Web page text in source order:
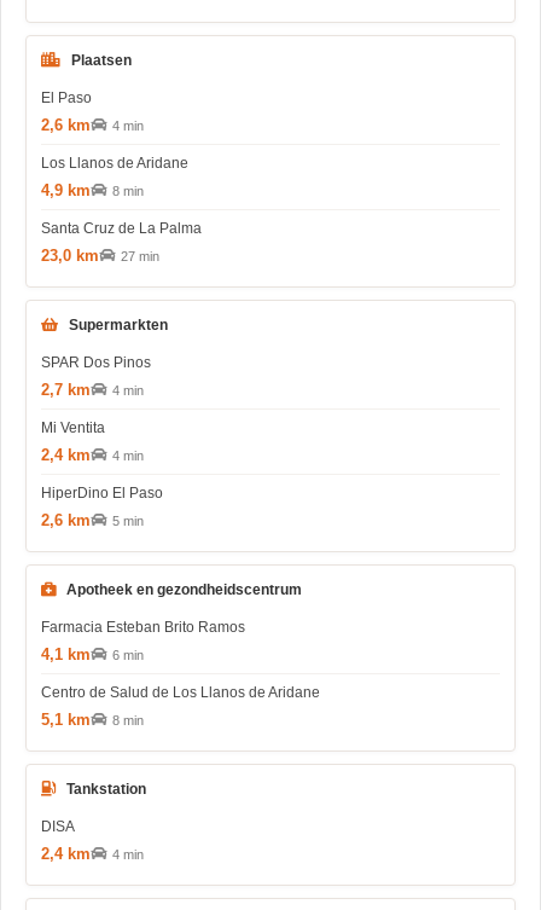
Plaatsen
El Paso
2,6 km 4 min
Los Llanos de Aridane
4,9 km 8 min
Santa Cruz de La Palma
23,0 km 27 min
Supermarkten
SPAR Dos Pinos
2,7 km 4 min
Mi Ventita
2,4 km 4 min
HiperDino El Paso
2,6 km 5 min
Apotheek en gezondheidscentrum
Farmacia Esteban Brito Ramos
4,1 km 6 min
Centro de Salud de Los Llanos de Aridane
5,1 km 8 min
Tankstation
DISA
2,4 km 4 min